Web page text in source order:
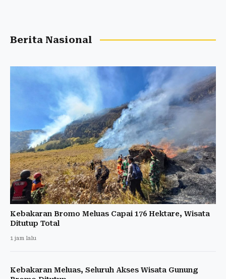
Berita Nasional
Kebakaran Bromo Meluas Capai 176 Hektare, Wisata
Ditutup Total
1 jam lalu
Kebakaran Meluas, Seluruh Akses Wisata Gunung